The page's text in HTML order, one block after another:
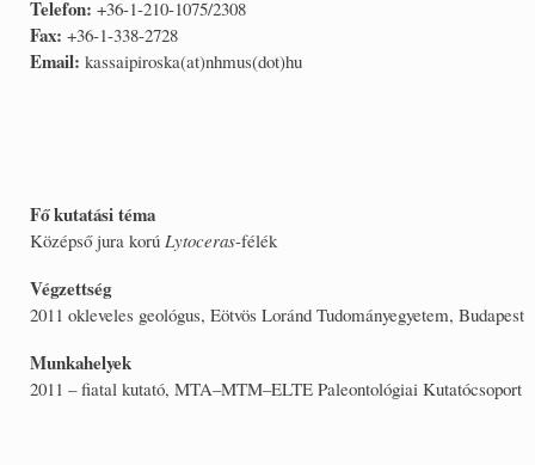
Telefon: +36-1-210-1075/2308
Fax: +36-1-338-2728
Email: kassaipiroska(at)nhmus(dot)hu
Fő kutatási téma
Középső jura korú Lytoceras-félék
Végzettség
2011 okleveles geológus, Eötvös Loránd Tudományegyetem, Budapest
Munkahelyek
2011 – fiatal kutató, MTA–MTM–ELTE Paleontológiai Kutatócsoport